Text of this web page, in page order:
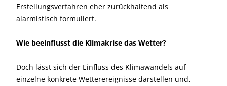
Erstellungsverfahren eher zurückhaltend als
alarmistisch formuliert.
Wie beeinflusst die Klimakrise das Wetter?
Doch lässt sich der Einfluss des Klimawandels auf
einzelne konkrete Wetterereignisse darstellen und,